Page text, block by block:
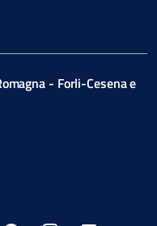
- Forli-Cesena e